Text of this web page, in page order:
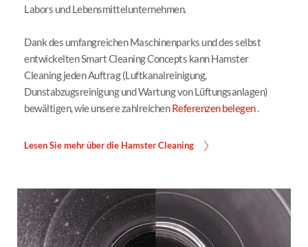
Labors und Lebensmittelunternehmen.
Dank des umfangreichen Maschinenparks und des selbst
entwickelten Smart Cleaning Concepts kann Hamster
Cleaning jeden Auftrag (Luftkanalreinigung,
Dunstabzugsreinigung und Wartung von Lüftungsanlagen)
bewältigen, wie unsere zahlreichen Referenzen belegen .
Lesen Sie mehr über die Hamster Cleaning